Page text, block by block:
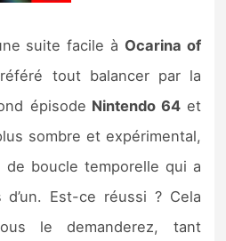
suite facile à Ocarina of
tout balancer par la
épisode Nintendo 64et
sombre et expérimental,
de boucle temporelle qui a
Est-ce réussi ? Cela
le demanderez, tant